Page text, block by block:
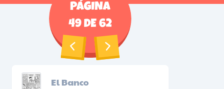
PÁGINA
49DE 62
El Banco